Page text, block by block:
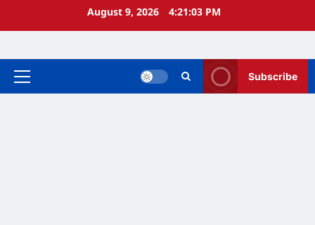
August 9, 2026 4:21:03 PM
Primary
Subscribe